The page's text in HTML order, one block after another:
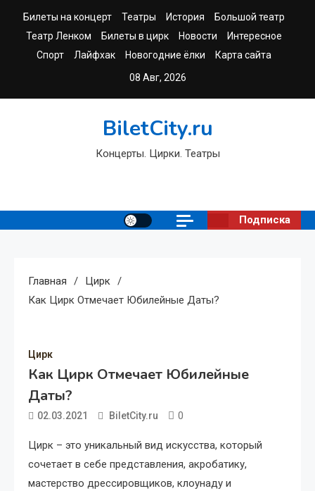
Билеты на концерт Театры История
Большой театр
Театр Ленком
Билеты в цирк Новости
Интересное
Спорт
Лайфхак Новогодние ёлки
Карта сайта
08 Авг, 2026
BiletCity.ru
Концерты. Цирки. Театры
Подписка
Главная
Цирк
Как Цирк Отмечает Юбилейные Даты?
Цирк
Как Цирк Отмечает Юбилейные
Даты?
02.03.2021 BiletCity.ru 0
Цирк – это уникальный вид искусства, который
сочетает в себе представления, акробатику,
мастерство дрессировщиков, клоунаду и